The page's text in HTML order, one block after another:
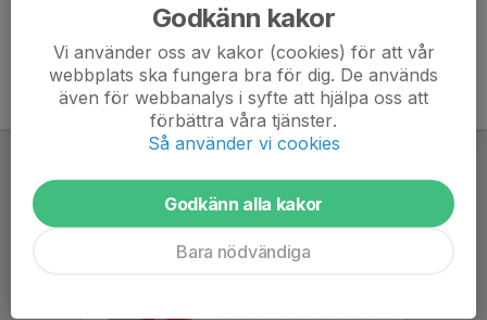
Godkänn kakor
Vi använder oss av kakor (cookies) för att vår
webbplats ska fungera bra för dig. De används
även för webbanalys i syfte att hjälpa oss att
förbättra våra tjänster.
Så använder vi cookies
Godkänn alla kakor
Bara nödvändiga